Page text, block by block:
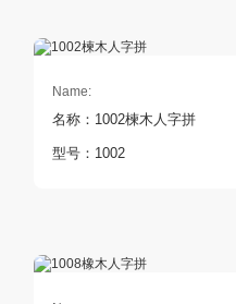
Name:
名称：1002楝木人字拼
型号：1002